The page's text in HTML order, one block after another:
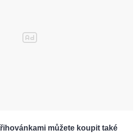
můžete koupit také